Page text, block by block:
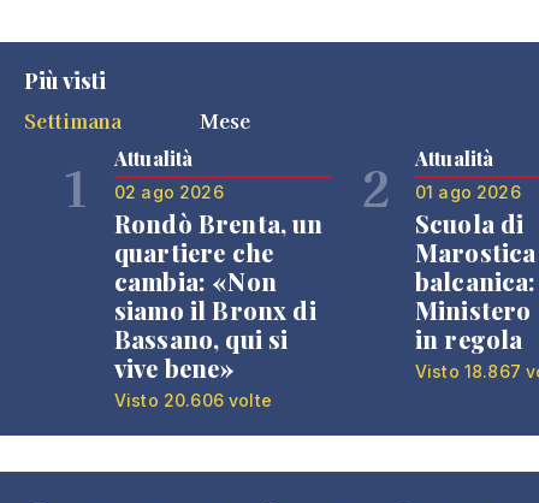
Più visti
Settimana
Mese
1 Attualità
02 ago 2026
Rondò Brenta, un
quartiere che
cambia: «Non
siamo il Bronx di
Bassano, qui si
vive bene»
Visto 20.606 volte
2 Attualità
01 ago 2026
Scuola di
Ministero
in regola
Visto 18.867